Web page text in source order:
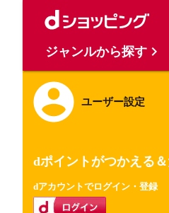
ユーザー設定
dポイントがつかえる
dアカウントでログイン・登録
ジャンルから探す